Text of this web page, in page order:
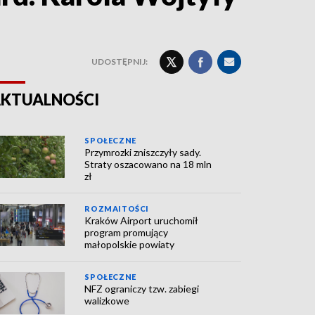
UDOSTĘPNIJ:
SPOŁECZNE
Przymrozki zniszczyły sady.
Straty oszacowano na 18 mln
zł
ROZMAITOŚCI
Kraków Airport uruchomił
program promujący
małopolskie powiaty
SPOŁECZNE
NFZ ograniczy tzw. zabiegi
walizkowe